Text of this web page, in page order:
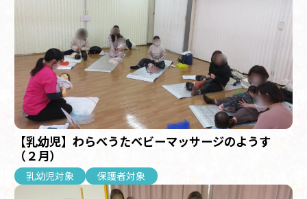
【乳幼児】わらべうたベビーマッサージのようす
（２月）
乳幼児対象 保護者対象